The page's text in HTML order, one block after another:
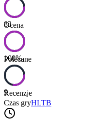
83
Ocena
100%
Polecane
9
Recenzje
Czas gryHLTB